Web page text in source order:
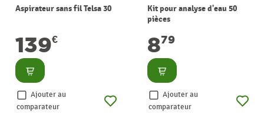
Aspirateur sans fil Telsa 30
139€
Consulter
Ajouter au
comparateur
Kit pour analyse d'eau 50
pièces
879
Consulter
Ajouter au
comparateur